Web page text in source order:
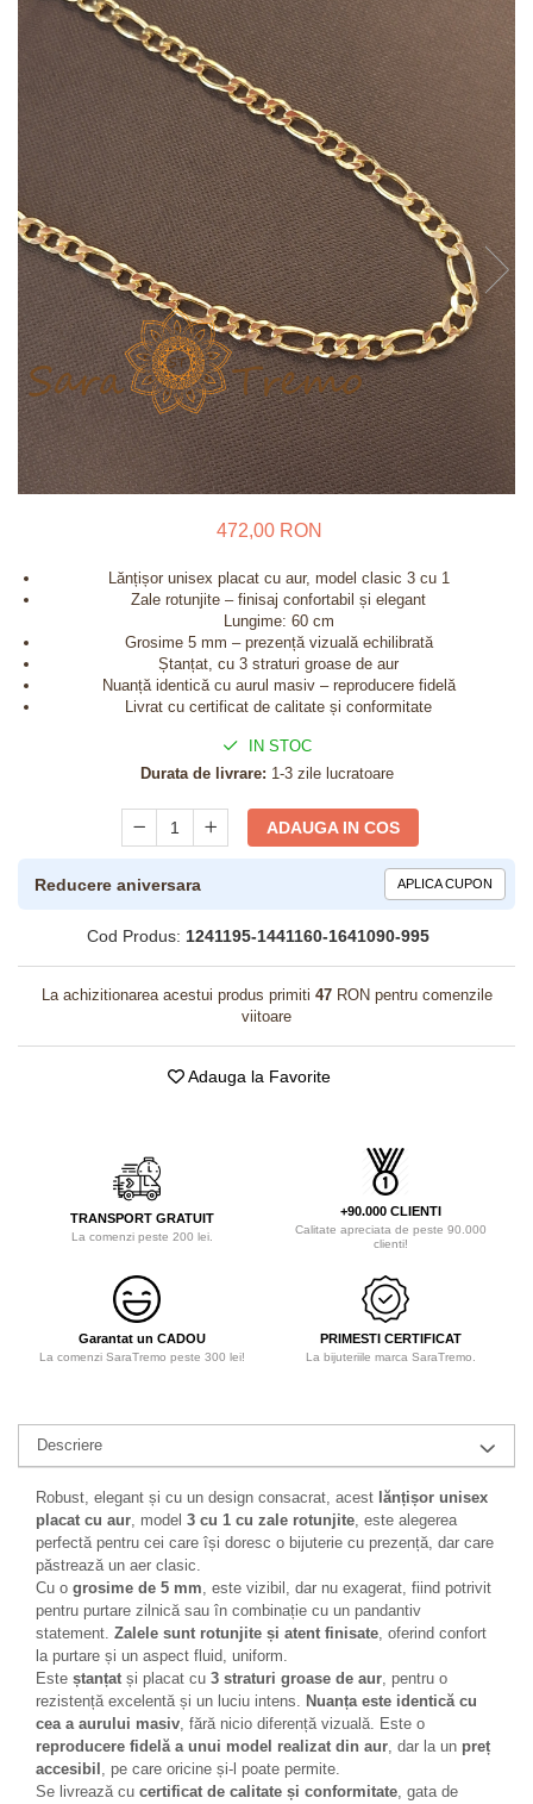
Bijuterii pentru barbati
Inele
Lanturi
Bratari
Talismane
Verighete
Bijuterii din argint placate cu aur
24K
472,00 RON
Lănțișor unisex placat cu aur, model clasic 3 cu 1
Zale rotunjite – finisaj confortabil și elegant
Lungime: 60 cm
Grosime 5 mm – prezență vizuală echilibrată
Ștanțat, cu 3 straturi groase de aur
Nuanță identică cu aurul masiv – reproducere fidelă
Livrat cu certificat de calitate și conformitate
IN STOC
Durata de livrare: 1-3 zile lucratoare
ADAUGA IN COS
Reducere aniversara APLICA CUPON
Cod Produs: 1241195-1441160-1641090-995
La achizitionarea acestui produs primiti 47RON pentru comenzile
viitoare
Adauga la Favorite
TRANSPORT GRATUIT
La comenzi peste 200 lei.
+90.000 CLIENTI
Calitate apreciata de peste 90.000
clienti!
Garantat un CADOU
La comenzi SaraTremo peste 300 lei!
PRIMESTI CERTIFICAT
La bijuteriile marca SaraTremo.
Descriere
Robust, elegant și cu un design consacrat, acest lănțișor unisex
placat cu aur, model 3 cu 1 cu zale rotunjite, este alegerea
perfectă pentru cei care își doresc o bijuterie cu prezență, dar care
păstrează un aer clasic.
Cu o grosime de 5 mm, este vizibil, dar nu exagerat, fiind potrivit
pentru purtare zilnică sau în combinație cu un pandantiv
statement. Zalele sunt rotunjite și atent finisate, oferind confort
la purtare și un aspect fluid, uniform.
Este ștanțat și placat cu 3 straturi groase de aur, pentru o
rezistență excelentă și un luciu intens. Nuanța este identică cu
cea a aurului masiv, fără nicio diferență vizuală. Este o
reproducere fidelă a unui model realizat din aur, dar la un preț
accesibil , pe care oricine și-l poate permite.
Se livrează cu certificat de calitate și conformitate, gata de